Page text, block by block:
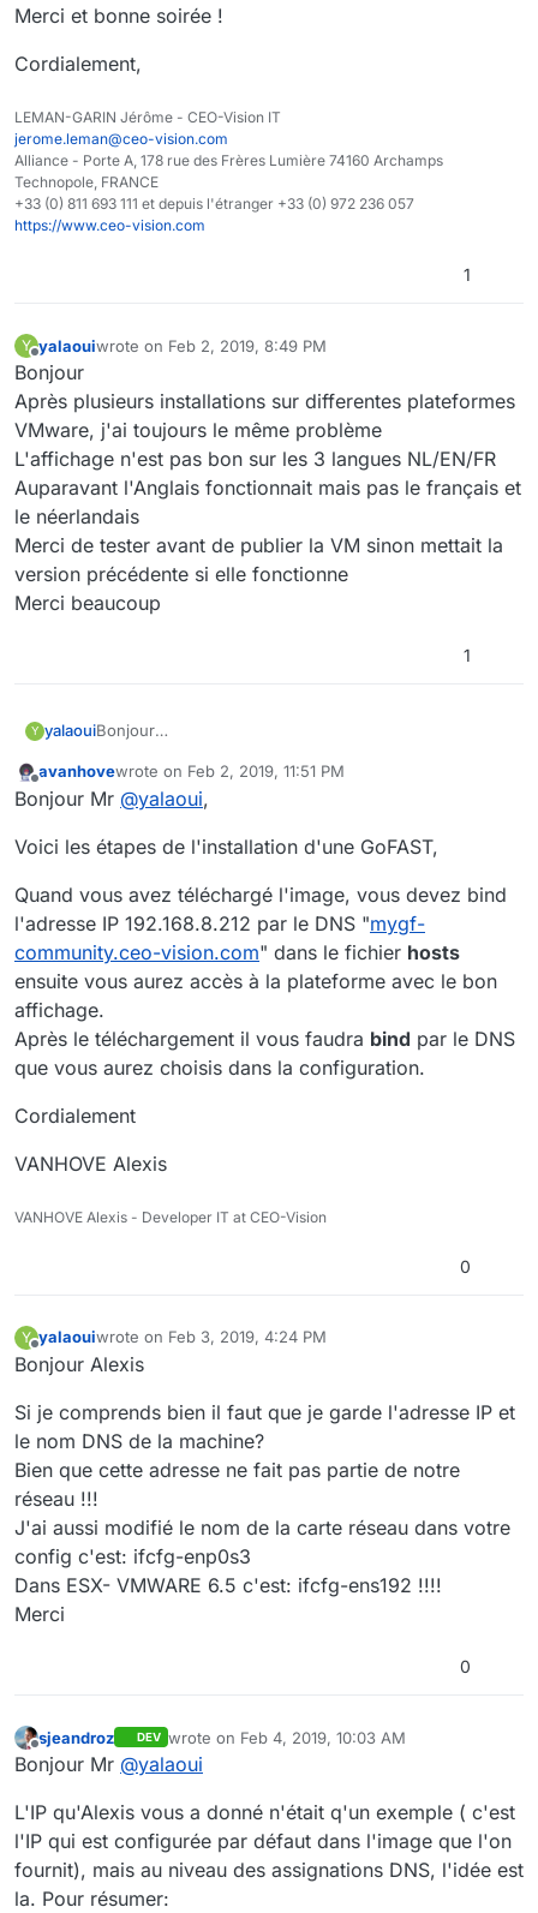
Merci et bonne soirée !
Cordialement,
LEMAN-GARIN Jérôme - CEO-Vision IT
jerome.leman@ceo-vision.com
Alliance - Porte A, 178 rue des Frères Lumière 74160 Archamps
Technopole, FRANCE
+33 (0) 811 693 111 et depuis l'étranger +33 (0) 972 236 057
https://www.ceo-vision.com
1
Y
Offline
yalaouiwrote on Feb 2, 2019, 8:49 PM
last edited by
Bonjour
Après plusieurs installations sur differentes plateformes
VMware, j'ai toujours le même problème
L'affichage n'est pas bon sur les 3 langues NL/EN/FR
Auparavant l'Anglais fonctionnait mais pas le français et
le néerlandais
Merci de tester avant de publier la VM sinon mettait la
version précédente si elle fonctionne
Merci beaucoup
1
Y yalaouiBonjour
plateformes VMware, j'ai toujours le même problème
L'affichage n'est pas bon sur les 3 langues NL/EN/FR
le néerlandais
version précédente si elle fonctionne
Merci beaucoup
Offline
avanhovewrote on Feb 2, 2019, 11:51 PM
last edited by avanhoveFeb 3, 2019, 1:21 AM
Bonjour Mr @yalaoui,
Voici les étapes de l'installation d'une GoFAST,
Quand vous avez téléchargé l'image, vous devez bind
l'adresse IP 192.168.8.212 par le DNS "mygf-
community.ceo-vision.com" dans le fichier hosts
ensuite vous aurez accès à la plateforme avec le bon
affichage.
Après le téléchargement il vous faudra bind par le DNS
que vous aurez choisis dans la configuration.
Cordialement
VANHOVE Alexis
VANHOVE Alexis - Developer IT at CEO-Vision
0
Y
Offline
yalaouiwrote on Feb 3, 2019, 4:24 PM
last edited by
Bonjour Alexis
Si je comprends bien il faut que je garde l'adresse IP et
le nom DNS de la machine?
Bien que cette adresse ne fait pas partie de notre
réseau !!!
J'ai aussi modifié le nom de la carte réseau dans votre
config c'est: ifcfg-enp0s3
Dans ESX- VMWARE 6.5 c'est: ifcfg-ens192 !!!!
Merci
0
Offline
sjeandroz DEV wrote on Feb 4, 2019, 10:03 AM
last edited by
Bonjour Mr @yalaoui
L'IP qu'Alexis vous a donné n'était q'un exemple ( c'est
l'IP qui est configurée par défaut dans l'image que l'on
fournit), mais au niveau des assignations DNS, l'idée est
la. Pour résumer: